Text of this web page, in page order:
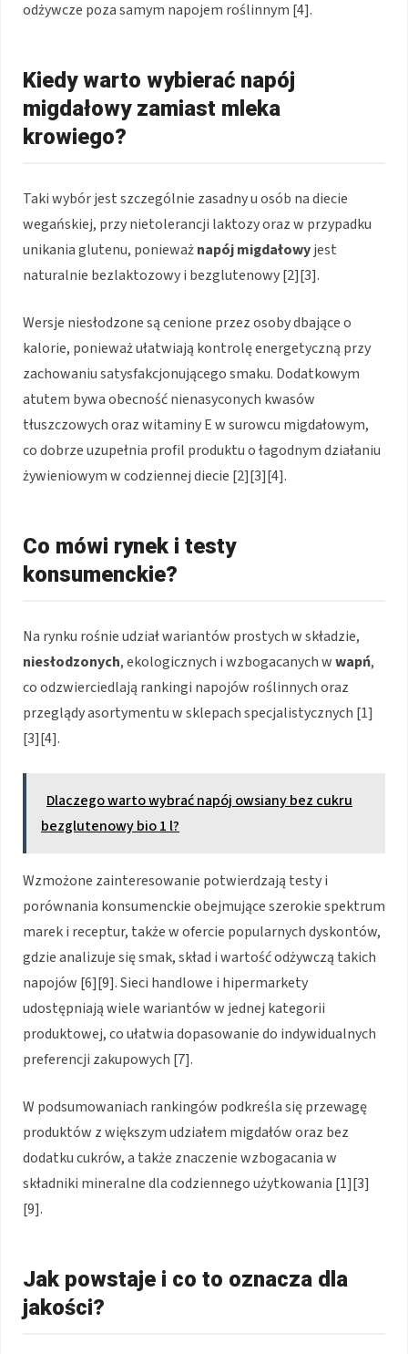
odżywcze poza samym napojem roślinnym [4].
Kiedy warto wybierać napój
migdałowy zamiast mleka
krowiego?
Taki wybór jest szczególnie zasadny u osób na diecie
wegańskiej, przy nietolerancji laktozy oraz w przypadku
unikania glutenu, ponieważnapój migdałowyjest
naturalnie bezlaktozowy i bezglutenowy [2][3].
Wersje niesłodzone są cenione przez osoby dbające o
kalorie, ponieważ ułatwiają kontrolę energetyczną przy
zachowaniu satysfakcjonującego smaku. Dodatkowym
atutem bywa obecność nienasyconych kwasów
tłuszczowych oraz witaminy E w surowcu migdałowym,
co dobrze uzupełnia profil produktu o łagodnym działaniu
żywieniowym w codziennej diecie [2][3][4].
Co mówi rynek i testy
konsumenckie?
Na rynku rośnie udział wariantów prostych w składzie,
niesłodzonych, ekologicznych i wzbogacanych wwapń,
co odzwierciedlają rankingi napojów roślinnych oraz
przeglądy asortymentu w sklepach specjalistycznych [1]
[3][4].
Dlaczego warto wybrać napój owsiany bez cukru
bezglutenowy bio 1 l?
Wzmożone zainteresowanie potwierdzają testy i
porównania konsumenckie obejmujące szerokie spektrum
marek i receptur, także w ofercie popularnych dyskontów,
gdzie analizuje się smak, skład i wartość odżywczą takich
napojów [6][9]. Sieci handlowe i hipermarkety
udostępniają wiele wariantów w jednej kategorii
produktowej, co ułatwia dopasowanie do indywidualnych
preferencji zakupowych [7].
W podsumowaniach rankingów podkreśla się przewagę
produktów z większym udziałem migdałów oraz bez
dodatku cukrów, a także znaczenie wzbogacania w
składniki mineralne dla codziennego użytkowania [1][3]
[9].
Jak powstaje i co to oznacza dla
jakości?